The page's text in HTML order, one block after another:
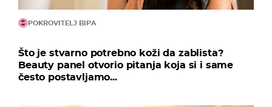
POKROVITELJ BIPA
Što je stvarno potrebno koži da zablista?
Beauty panel otvorio pitanja koja si i same
često postavljamo...